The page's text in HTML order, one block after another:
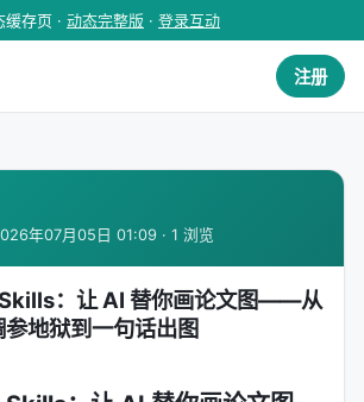
缓存页 · 动态完整版 · 登录互动
注册
年07月05日 01:09 · 1 浏览
：让 AI 替你画论文图——从
地狱到一句话出图